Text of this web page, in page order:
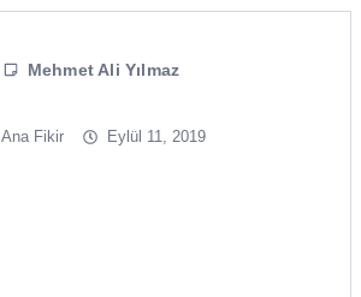
Mehmet Ali Yılmaz
Ana Fikir Eylül 11, 2019